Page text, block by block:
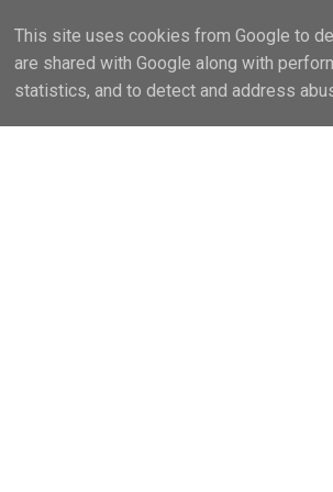
FŐOLDAL / HOME LIFESTYLE
This site uses cookies from Google to
are shared with Google along with
statistics, and to detect and address